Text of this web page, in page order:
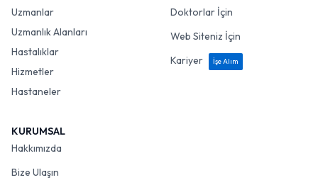
Uzmanlar
Uzmanlık Alanları
Hastalıklar
Hizmetler
Hastaneler
Doktorlar İçin
Web Siteniz İçin
Kariyer
İşe Alım
KURUMSAL
Hakkımızda
Bize Ulaşın